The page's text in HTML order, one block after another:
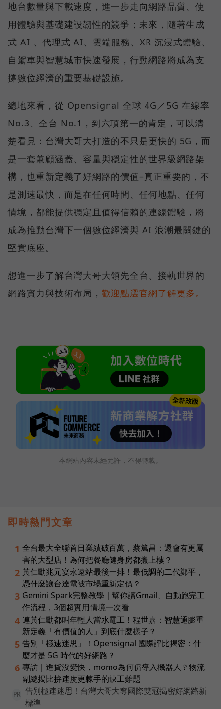
地台數量與下載速度，進一步走向網路品質、使
用體驗與基礎建設韌性的競爭；未來，隨著生成
式 AI 、代理式 AI、雲端服務、XR 沉浸式體驗、
自駕車與智慧城市快速發展，行動網路將成為支
撐數位經濟的重要基礎設施。
總地來看，從 Opensignal 全球 4G／5G 在線率
No.3、全台 No.1，到六項第一的肯定，可以清
楚看見：台灣大哥大打造的不只是更快的 5G，而
是一套兼顧涵蓋、容量與穩定性的世界級網路架
構，也重新定義了好網路的價值–真正重要的，不
是測速最快，而是在任何時間、任何地點、任何
情境，都能提供穩定且值得信賴的連線體驗，將
成為推動台灣下一個數位經濟與 AI 浪潮最關鍵的
堅實底座。
想進一步了解台灣大哥大領先全台、接軌世界的
網路實力與技術布局， 歡迎點選官網了解更多。
本網站內容未經允許，不得轉載。
即時熱門文章
1 全台最大全聯首日業績破百萬，蔡篤昌：還會有更厲
害的大型店！為何把餐廳健身房都搬上樓？
2 黃仁勳兆元宴永遠站最後一排！最低調的二代鄭平，
憑什麼讓台達電被市場重新定價？
3 Gemini Spark完整教學｜幫你讀Gmail、自動跑完工
作流程，3個超實用情境一次看
4 連黃仁勳都叫年輕人當水電工！程世嘉：智慧通膨重
新定義「有價值的人」到底什麼樣子？
5 告別「極速迷思」！Opensignal 國際評比揭密：什
麼才是 5G 時代的好網路？
6 專訪｜進貨沒變快，momo為何仍導入機器人？物流
副總揭比拚速度更棘手的缺工難題
PR
告別極速迷思！台灣大哥大奪國際雙冠揭密好網路新
標準